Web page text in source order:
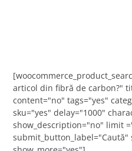
articol din fibră de carbon?"
content="no" tags="yes"
sku="yes" delay="1000"
show_description="no" limit
submit_button_label="Caută"